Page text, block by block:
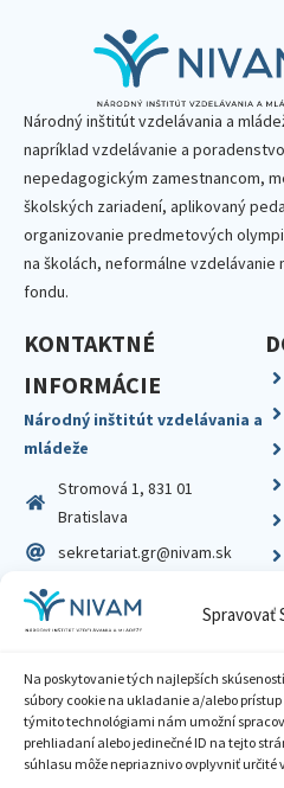
Spravovať
Na poskytovanie tých najlepších
súbory cookie na ukladanie a/alebo
týmito technológiami nám umožní
prehliadaní alebo jedinečné ID na tejto
súhlasu môže nepriaznivo ovplyvniť určité
Národný inštitút vzdelávania a
napríklad vzdelávanie a
nepedagogickým zamestnancom,
školských zariadení, aplikovaný
organizovanie predmetových
na školách, neformálne vzdelávanie
fondu.
KONTAKTNÉ
INFORMÁCIE
Národný inštitút vzdelávania a
mládeže
Stromová 1, 831 01
Bratislava
sekretariat.gr@nivam.sk
IČO: 00164348
DIČ: 2020798714
Zásady